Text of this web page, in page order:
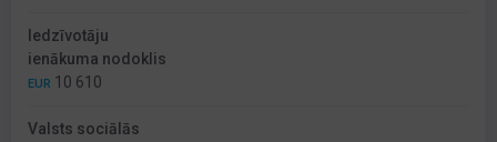
Iedzīvotāju
ienākuma nodoklis
EUR 10 610
Valsts sociālās